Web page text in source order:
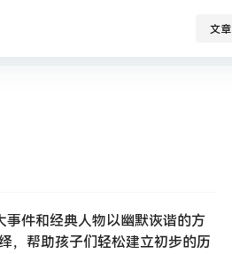
文章
件和经典人物以幽默诙谐的方
，帮助孩子们轻松建立初步的历